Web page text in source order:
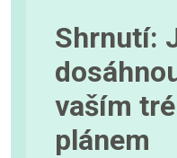
Shrnutí:
vaším
plánem